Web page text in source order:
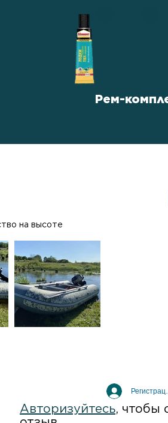
Рем-
на высоте
Авторизуйтесь, чтобы